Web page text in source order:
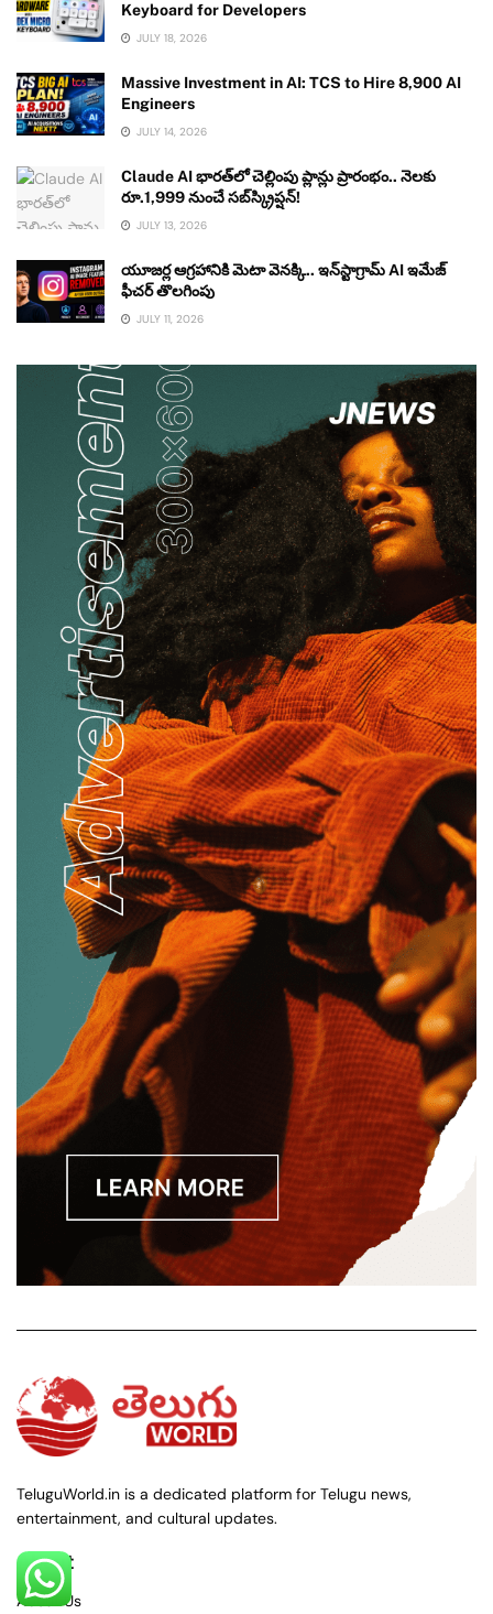
Keyboard for Developers
JULY 18, 2026
Massive Investment in AI: TCS to Hire 8,900 AI
Engineers
JULY 14, 2026
Claude AI భారత్‌లో చెల్లింపు ప్లాన్లు ప్రారంభం.. నెలకు
రూ.1,999 నుంచే సబ్‌స్క్రిప్షన్!
JULY 13, 2026
యూజర్ల ఆగ్రహానికి మెటా వెనక్కి.. ఇన్‌స్టాగ్రామ్ AI ఇమేజ్
ఫీచర్ తొలగింపు
JULY 11, 2026
TeluguWorld.in is a dedicated platform for Telugu news,
entertainment, and cultural updates.
About
About Us